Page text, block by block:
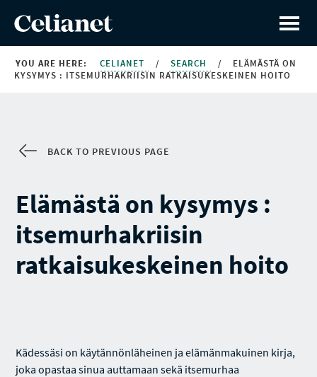
YOU ARE HERE: CELIANET / SEARCH /
ELÄMÄSTÄ ON
KYSYMYS : ITSEMURHAKRIISIN RATKAISUKESKEINEN HOITO
BACK TO PREVIOUS PAGE
Elämästä on kysymys :
itsemurhakriisin
ratkaisukeskeinen hoito
Kädessäsi on käytännönläheinen ja elämänmakuinen kirja,
joka opastaa sinua auttamaan sekä itsemurhaa